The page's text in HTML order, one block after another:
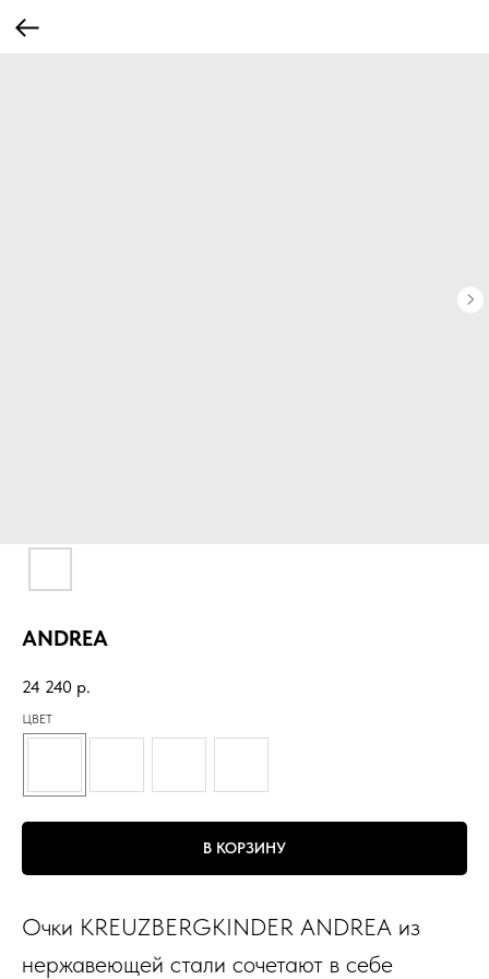
ANDREA
24 240 р.
ЦВЕТ
В КОРЗИНУ
Очки KREUZBERGKINDER ANDREA из
нержавеющей стали сочетают в себе